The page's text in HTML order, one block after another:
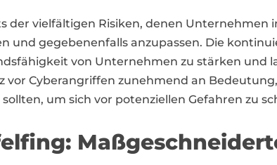
der vielfältigen Risiken, denen Unternehmen
und gegebenenfalls anzupassen. Die
von Unternehmen zu stärken und
vor Cyberangriffen zunehmend an
um sich vor potenziellen Gefahren zu